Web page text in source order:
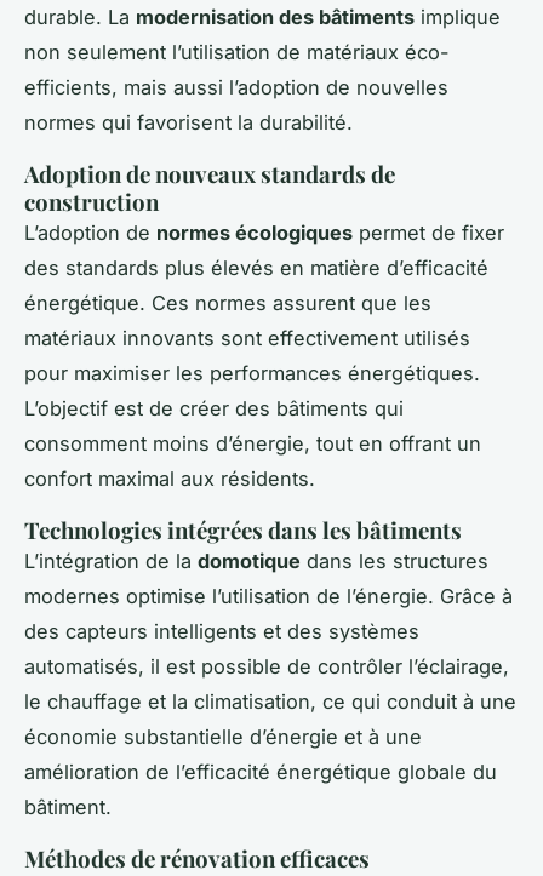
durable. La modernisation des bâtiments implique
non seulement l’utilisation de matériaux éco-
efficients, mais aussi l’adoption de nouvelles
normes qui favorisent la durabilité.
Adoption de nouveaux standards de
construction
L’adoption de normes écologiques permet de fixer
des standards plus élevés en matière d’efficacité
énergétique. Ces normes assurent que les
matériaux innovants sont effectivement utilisés
pour maximiser les performances énergétiques.
L’objectif est de créer des bâtiments qui
consomment moins d’énergie, tout en offrant un
confort maximal aux résidents.
Technologies intégrées dans les bâtiments
L’intégration de la domotique dans les structures
modernes optimise l’utilisation de l’énergie. Grâce à
des capteurs intelligents et des systèmes
automatisés, il est possible de contrôler l’éclairage,
le chauffage et la climatisation, ce qui conduit à une
économie substantielle d’énergie et à une
amélioration de l’efficacité énergétique globale du
bâtiment.
Méthodes de rénovation efficaces